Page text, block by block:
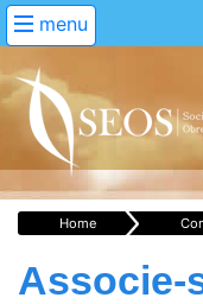
menu
Home
Associe-